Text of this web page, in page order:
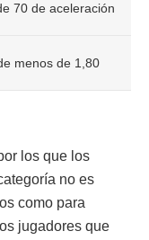
70 de aceleración
menos de 1,80
los que los
no es
como para
jugadores que